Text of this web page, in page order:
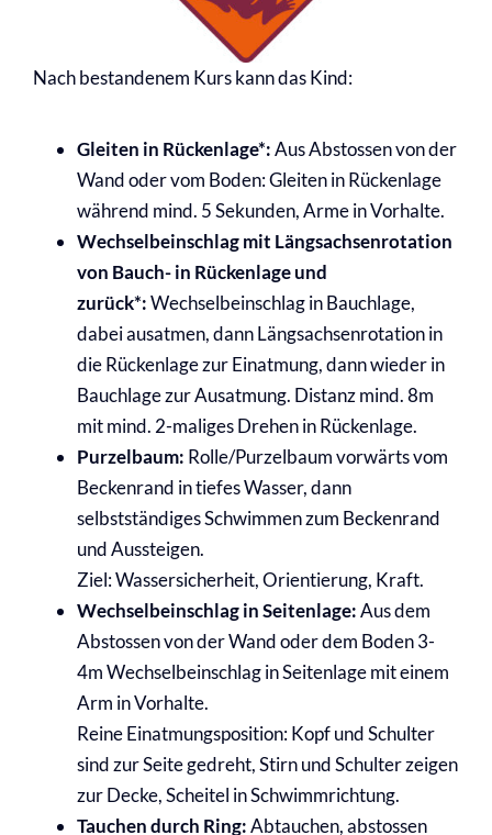
Nach bestandenem Kurs kann das Kind:
Gleiten in Rückenlage*:Aus Abstossen von der
Wand oder vom Boden: Gleiten in Rückenlage
während mind. 5 Sekunden, Arme in Vorhalte.
Wechselbeinschlag mit Längsachsenrotation
von Bauch- in Rückenlage und
zurück*:Wechselbeinschlag in Bauchlage,
dabeiausatmen, dann Längsachsenrotation in
dieRückenlage zur Einatmung, dann wieder in
Bauchlage zur Ausatmung. Distanz mind. 8m
mit mind. 2-maligesDrehen in Rückenlage.
Purzelbaum: Rolle/Purzelbaum vorwärts vom
Beckenrand in tiefes Wasser, dann
selbstständigesSchwimmen zum Beckenrand
und Aussteigen.
Ziel: Wassersicherheit, Orientierung, Kraft.
Wechselbeinschlag in Seitenlage:Aus dem
Abstossen von der Wand oder dem Boden 3-
4m Wechselbeinschlag in Seitenlage mit einem
Arm in Vorhalte.
Reine Einatmungsposition: Kopf und Schulter
sind zur Seite gedreht, Stirn und Schulterzeigen
zur Decke, Scheitel inSchwimmrichtung.
Tauchen durch Ring:Abtauchen, abstossen